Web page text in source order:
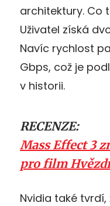
architektury. Co
Uživatel získá
Navíc rychlost
Gbps, což je
v historii.
RECENZE:
Mass Effect 3
pro film
Nvidia také tvrdí,